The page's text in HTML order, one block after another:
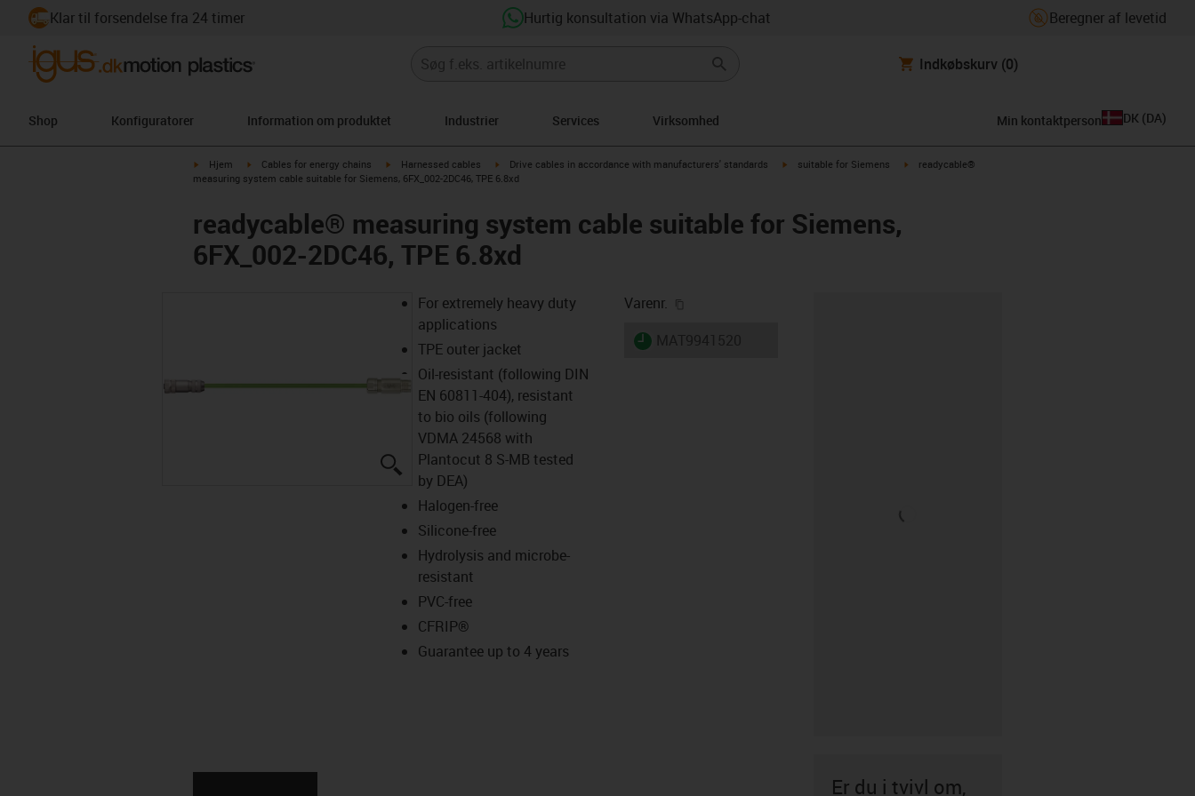
Klar til forsendelse fra 24 timer Hurtig konsultation via WhatsApp-chat Beregner af levetid
Indkøbskurv (0)
Shop Konfiguratorer Information om produktet Industrier Services Virksomhed Min kontaktperson DK (DA)
igus-icon-arrow-right
Hjem igus-icon-arrow-right
Cables for energy chains igus-icon-arrow-right
Harnessed cables igus-icon-arrow-right
Drive cables in accordance with manufacturers' standards igus-icon-arrow-right
suitable for Siemens igus-icon-arrow-right
readycable®
measuring system cable suitable for Siemens, 6FX_002-2DC46, TPE 6.8xd
readycable® measuring system cable suitable for Siemens,
6FX_002-2DC46, TPE 6.8xd
igus-icon-lupe
For extremely heavy duty
applications
TPE outer jacket
Oil-resistant (following DIN
EN 60811-404), resistant
to bio oils (following
VDMA 24568 with
Plantocut 8 S-MB tested
by DEA)
Halogen-free
Silicone-free
Hydrolysis and microbe-
resistant
PVC-free
CFRIP®
Guarantee up to 4 years
Varenr.
igus-icon-lieferzeit
Er du i tvivl om,